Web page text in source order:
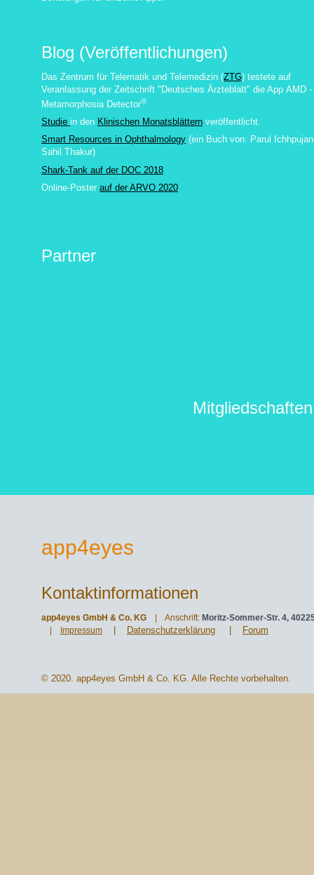
Blog (Veröffentlichungen)
Das Zentrum für Telematik und Telemedizin (ZTG) testete auf
Veranlassung der Zeitschrift "Deutsches Ärzteblatt" die App AMD -
Metamorphosia Detector®
Studie in den Klinischen Monatsblättern veröffentlicht.
Smart Resources in Ophthalmology (ein Buch von: Parul
Sahil Thakur)
Shark-Tank auf der DOC 2018
Online-Poster auf der ARVO 2020
Partner
Mitgliedschaften
app4eyes
Kontaktinformationen
app4eyes GmbH & Co. KG | Anschrift: Moritz-Sommer-Str. 4,
|
Impressum | Datenschutzerklärung | Forum
© 2020. app4eyes GmbH & Co. KG. Alle Rechte vorbehalten.